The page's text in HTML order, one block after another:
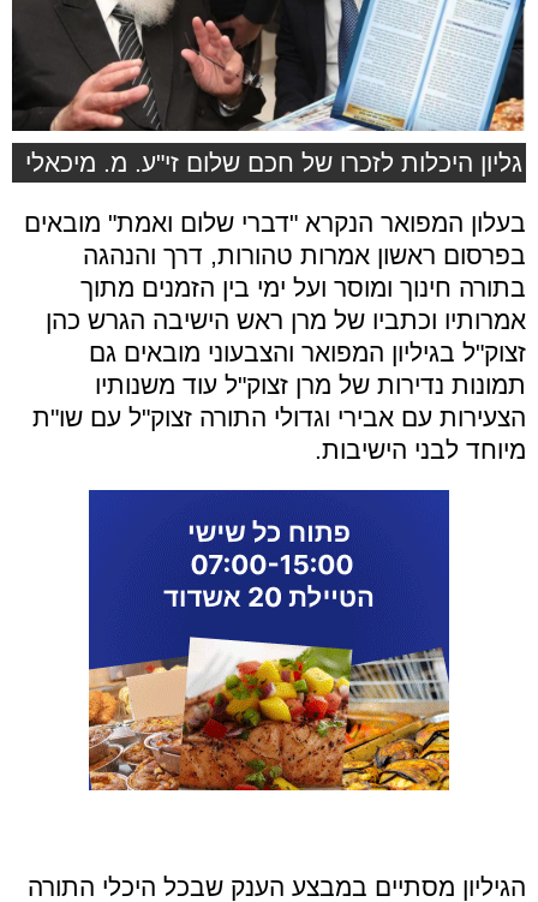
גליון היכלות לזכרו של חכם שלום זי"ע. מ. מיכאלי
בעלון המפואר הנקרא "דברי שלום ואמת" מובאים
בפרסום ראשון אמרות טהורות, דרך והנהגה
בתורה חינוך ומוסר ועל ימי בין הזמנים מתוך
אמרותיו וכתביו של מרן ראש הישיבה הגרש כהן
זצוק"ל בגיליון המפואר והצבעוני מובאים גם
תמונות נדירות של מרן זצוק"ל עוד משנותיו
הצעירות עם אבירי וגדולי התורה זצוק"ל עם שו"ת
מיוחד לבני הישיבות.
הגיליון מסתיים במבצע הענק שבכל היכלי התורה